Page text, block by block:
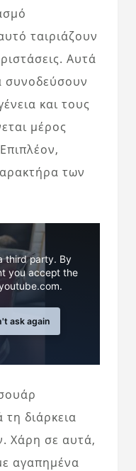
ταιριάζουν
Αυτά
συνοδεύσουν
και τους
μέρος
των
third party. By
you accept the
ask again
διάρκεια
Χάρη σε αυτά,
αγαπημένα